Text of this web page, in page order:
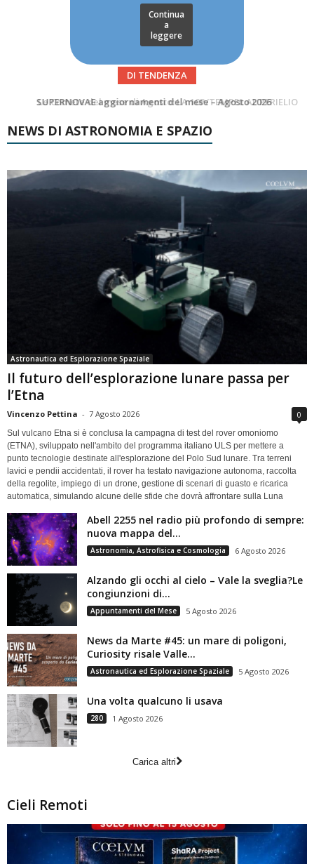
Continua
a
leggere
DI TENDENZA
Le Comete del mese di Agosto: LA 10P/TEMPEL AL PERIELIO
Asteroidi del mese Agosto 2026
NEWS DI ASTRONOMIA E SPAZIO
Astronautica ed Esplorazione Spaziale
Il futuro dell’esplorazione lunare passa per
l’Etna
Vincenzo Pettina - 7 Agosto 2026 0
Sul vulcano Etna si è conclusa la campagna di test del rover omoniomo
(ETNA), sviluppato nell'ambito del programma italiano ULS per mettere a
punto tecnologie destinate all'esplorazione del Polo Sud lunare. Tra terreni
lavici e pendii accidentati, il rover ha testato navigazione autonoma, raccolta
della regolite, impiego di un drone, gestione di scenari di guasto e ricarica
automatica, simulando alcune delle sfide che dovrà affrontare sulla Luna
Abell 2255 nel radio più profondo di sempre:
nuova mappa del...
Astronomia, Astrofisica e Cosmologia 6 Agosto 2026
Alzando gli occhi al cielo – Vale la sveglia?Le
congiunzioni di...
Appuntamenti del Mese 5 Agosto 2026
News da Marte #45: un mare di poligoni,
Curiosity risale Valle...
Astronautica ed Esplorazione Spaziale 5 Agosto 2026
Una volta qualcuno li usava
280 1 Agosto 2026
Carica altri
Cieli Remoti